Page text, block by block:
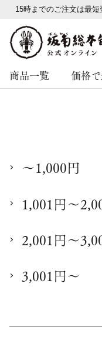
15時までのご注文は最短
商品一覧 価格
～1,000円
1,001円～
2,001円～
3,001円～